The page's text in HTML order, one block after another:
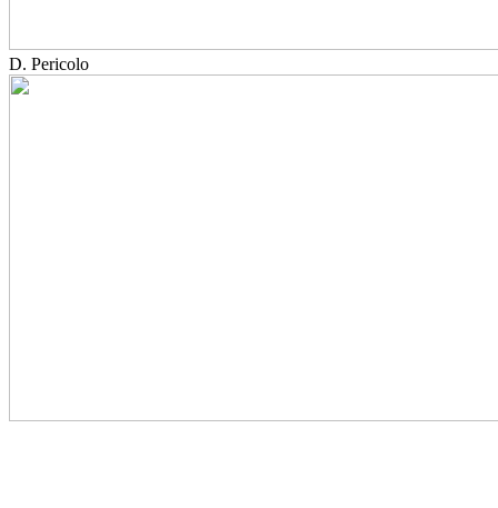
D. Pericolo